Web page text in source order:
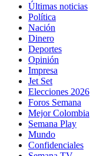
Últimas noticias
Política
Nación
Dinero
Deportes
Opinión
Impresa
Jet Set
Elecciones 2026
Foros Semana
Mejor Colombia
Semana Play
Mundo
Confidenciales